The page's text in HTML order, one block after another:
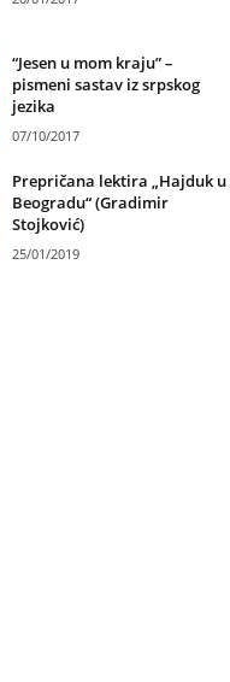
“Jesen u mom kraju” –
pismeni sastav iz srpskog
jezika
07/10/2017
Prepričana lektira „Hajduk u
Beogradu“ (Gradimir
Stojković)
25/01/2019